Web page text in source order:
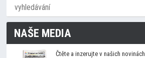
NAŠE MEDIA
Čtěte a inzerujte v našich novinách